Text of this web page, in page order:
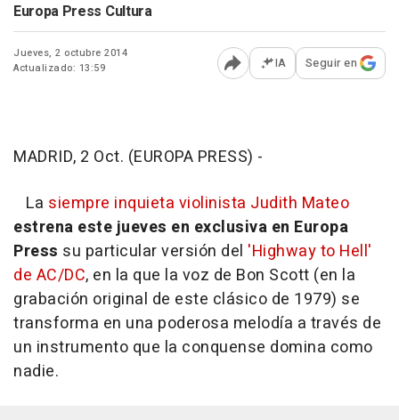
Europa Press Cultura
Jueves, 2 octubre 2014
Actualizado: 13:59
Abrir opciones para
IA Seguir en
MADRID, 2 Oct. (EUROPA PRESS) -
La siempre inquieta violinista Judith Mateo
estrena este jueves en exclusiva en Europa
Press su particular versión del 'Highway to Hell'
de AC/DC, en la que la voz de Bon Scott (en la
grabación original de este clásico de 1979) se
transforma en una poderosa melodía a través de
un instrumento que la conquense domina como
nadie.